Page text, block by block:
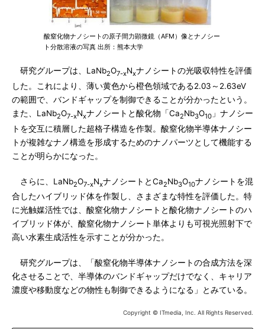
酸窒化物ナノシートの原子間力顕微鏡（AFM）像とナノシー
ト分散溶液の写真 出所：熊本大学
研究グループは、LaNb2O7-xNxナノシートの光吸収特性を評価
した。これにより、薄い黄色から橙色領域である2.03～2.63eV
の範囲で、バンドギャップを制御できることが分かったという。
また、LaNb2O7-xNxナノシートと酸化物「Ca2Nb3O10 」ナノシー
トを交互に積層した超格子構造を作製。酸窒化物半導体ナノシー
トが複雑なナノ構造を形成するためのナノパーツとして機能する
ことが明らかになった。
さらに、LaNb2O7-xNxナノシートとCa2Nb3O10ナノシートを混
合したハイブリッド体を作製し、さまざまな特性を評価した。特
に光触媒活性では、酸窒化物ナノシートと酸化物ナノシートのハ
イブリッド体が、酸窒化物ナノシート単体よりも可視光照射下で
高い水素生成活性を示すことが分かった。
研究グループは、「酸窒化物半導体ナノシートの合成方法を深
化させることで、半導体のバンドギャップだけでなく、キャリア
濃度や移動度などの物性も制御できるようになる」とみている。
Copyright © ITmedia, Inc. All Rights Reserved.